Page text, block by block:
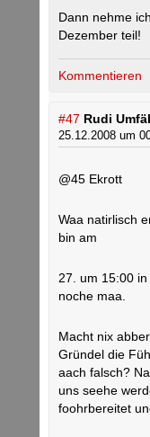
Dann nehme
Dezember teil!
Kommentieren
#47 Rudi
25.12.2008 um
@45 Ekrott
Waa natirlisch
bin am
27. um 15:00
noche maa.
Macht nix
Gründel die
aach falsch?
uns seehe
foohrbereitet